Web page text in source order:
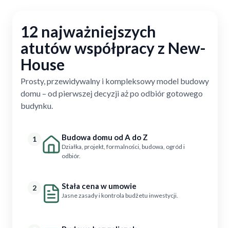
12 najważniejszych
atutów współpracy z New-
House
Prosty, przewidywalny i kompleksowy model budowy
domu – od pierwszej decyzji aż po odbiór gotowego
budynku.
1 Budowa domu od A do Z
Działka, projekt, formalności, budowa, ogród i
odbiór.
2 Stała cena w umowie
Jasne zasady i kontrola budżetu inwestycji.